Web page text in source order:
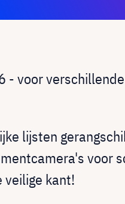
- voor verschillende
lijsten
voor
kant!